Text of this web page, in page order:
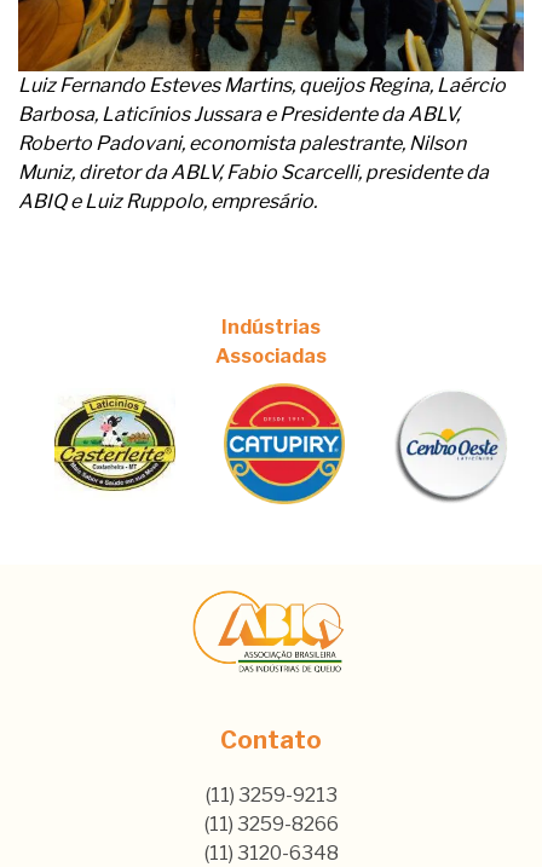
Luiz Fernando Esteves Martins, queijos Regina, Laércio
Barbosa, Laticínios Jussara e Presidente da ABLV,
Roberto Padovani, economista palestrante, Nilson
Muniz, diretor da ABLV, Fabio Scarcelli, presidente da
ABIQ e Luiz Ruppolo, empresário.
Indústrias
Associadas
Contato
(11) 3259-9213
(11) 3259-8266
(11) 3120-6348